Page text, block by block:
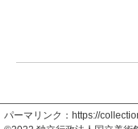
パーマリンク：https://